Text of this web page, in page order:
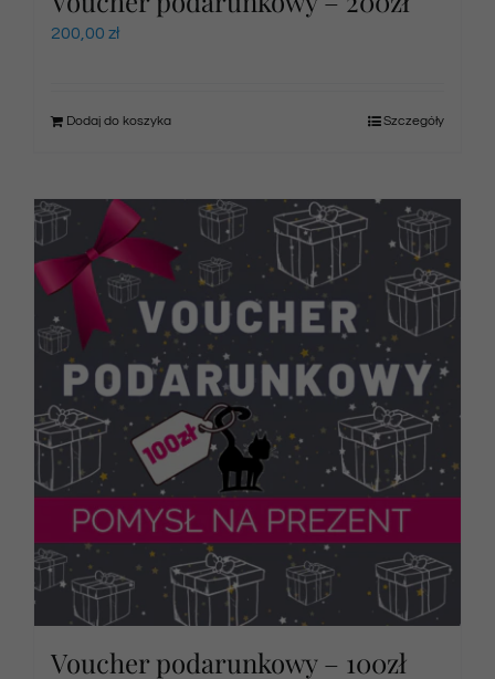
200,00 zł
Dodaj do koszyka Szczegóły
Voucher podarunkowy – 100zł